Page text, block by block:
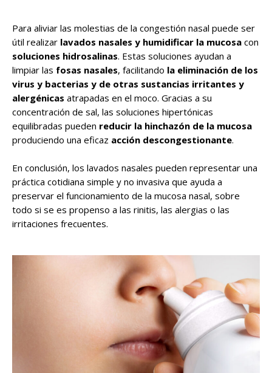
Para aliviar las molestias de la congestión nasal puede ser
útil realizar lavados nasales y humidificar la mucosa con
soluciones hidrosalinas. Estas soluciones ayudan a
limpiar las fosas nasales, facilitando la eliminación de los
virus y bacterias y de otras sustancias irritantes y
alergénicas atrapadas en el moco. Gracias a su
concentración de sal, las soluciones hipertónicas
equilibradas pueden reducir la hinchazón de la mucosa
produciendo una eficaz acción descongestionante.
En conclusión, los lavados nasales pueden representar una
práctica cotidiana simple y no invasiva que ayuda a
preservar el funcionamiento de la mucosa nasal, sobre
todo si se es propenso a las rinitis, las alergias o las
irritaciones frecuentes.